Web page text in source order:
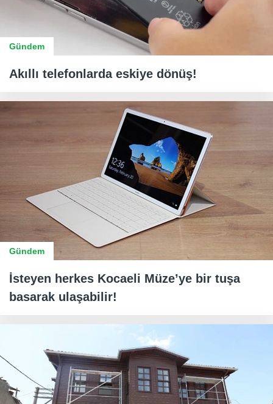
Gündem
Akıllı telefonlarda eskiye dönüş!
Gündem
İsteyen herkes Kocaeli Müze’ye bir tuşa
basarak ulaşabilir!